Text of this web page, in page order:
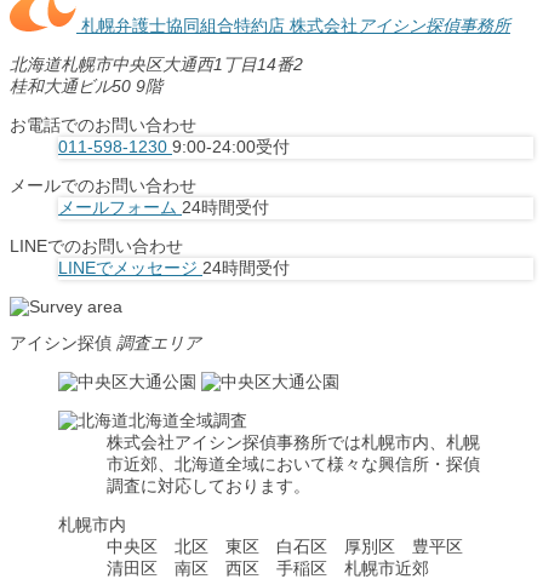
札幌弁護士協同組合特約店 株式会社 アイシン探偵事務所
北海道札幌市中央区大通西1丁目14番2
桂和大通ビル50 9階
お電話でのお問い合わせ
011-598-1230 9:00-24:00受付
メールでのお問い合わせ
メールフォーム 24時間受付
LINEでのお問い合わせ
LINEでメッセージ 24時間受付
アイシン探偵 調査エリア
北海道全域調査
株式会社アイシン探偵事務所では札幌市内、札幌
市近郊、北海道全域において様々な興信所・探偵
調査に対応しております。
札幌市内
中央区 北区 東区 白石区 厚別区 豊平区
清田区 南区 西区 手稲区 札幌市近郊